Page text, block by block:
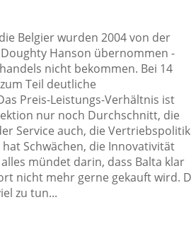
Belgier wurden 2004 von der
Hanson übernommen -
nicht bekommen. Bei 14
Teil deutliche
Preis-Leistungs-Verhältnis ist
nur noch Durchschnitt, die
Service auch, die Vertriebspolitik
Schwächen, die Innovativität
mündet darin, dass Balta klar
nicht mehr gerne gekauft wird.
zu tun...